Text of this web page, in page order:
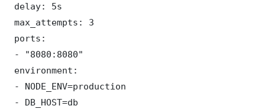
delay: 5s
max_attempts: 3
ports:
- "8080:8080"
environment:
- NODE_ENV=production
- DB_HOST=db